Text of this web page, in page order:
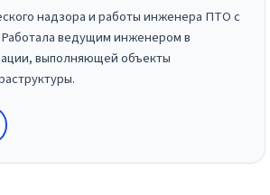
надзора и работы инженера ПТО с
ведущим инженером в
выполняющей объекты